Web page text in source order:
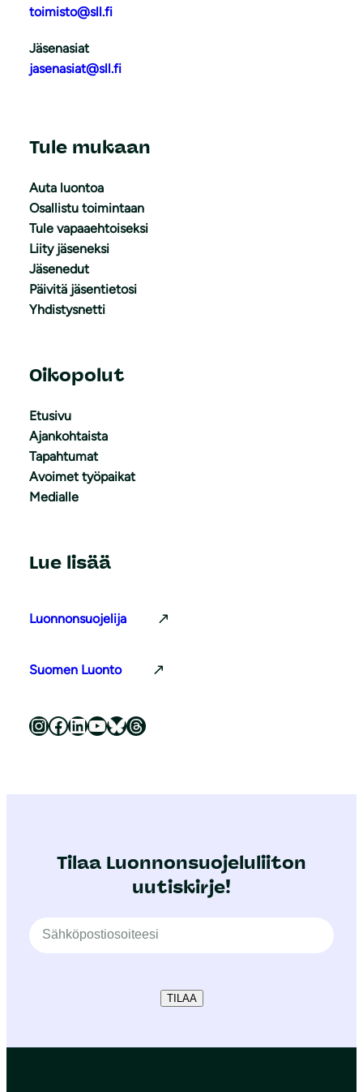
toimisto@sll.fi
Jäsenasiat
jasenasiat@sll.fi
Tule mukaan
Auta luontoa
Osallistu toimintaan
Tule vapaaehtoiseksi
Liity jäseneksi
Jäsenedut
Päivitä jäsentietosi
Yhdistysnetti
Oikopolut
Etusivu
Ajankohtaista
Tapahtumat
Avoimet työpaikat
Medialle
Lue lisää
Luonnonsuojelija
Suomen Luonto
Luonnonsuojeluliitto Instagramissa Luonnonsuojeluliitto Facebookissa Luonnonsuojeluliitto LinkedInissä Luonnonsuojeluliiton YouTube-kanava Luonnonsuojeluliitto Blueskyssa Luonnonsuojeluliitto Threadsissa
Tilaa Luonnonsuojeluliiton
uutiskirje!
TILAA